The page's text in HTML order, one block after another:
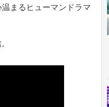
まるヒューマンドラマ